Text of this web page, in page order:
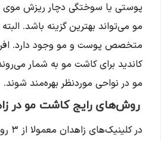
پوستی یا سوختگی دچار ریزش
مو می‌تواند بهترین گزینه باشد.
متخصص پوست و مو وجود دارد.
کاندید برای کاشت مو به شمار
مو در نواحی موردنظر بهره‌مند شوند.
روش‌های رایج کاشت مو در
در کلینیک‌های زاهدان معمولا از ۳ روش اصلی استفاده می‌شود: